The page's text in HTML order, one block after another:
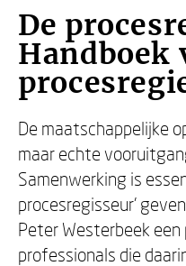
De
Handboek
De maatschappelijke
maar echte
Samenwerking is
procesregisseur’
Peter Westerbeek
professionals die